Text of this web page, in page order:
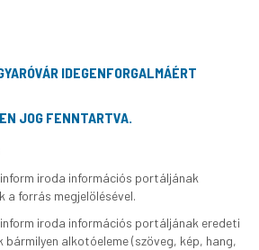
IDEGENFORGALMÁÉRT
JOG FENNTARTVA.
iroda információs portáljának
a forrás megjelölésével.
iroda információs portáljának eredeti
alkotóeleme (szöveg, kép, hang,